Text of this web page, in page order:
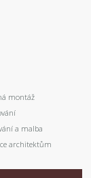
montáž
a malba
architektům